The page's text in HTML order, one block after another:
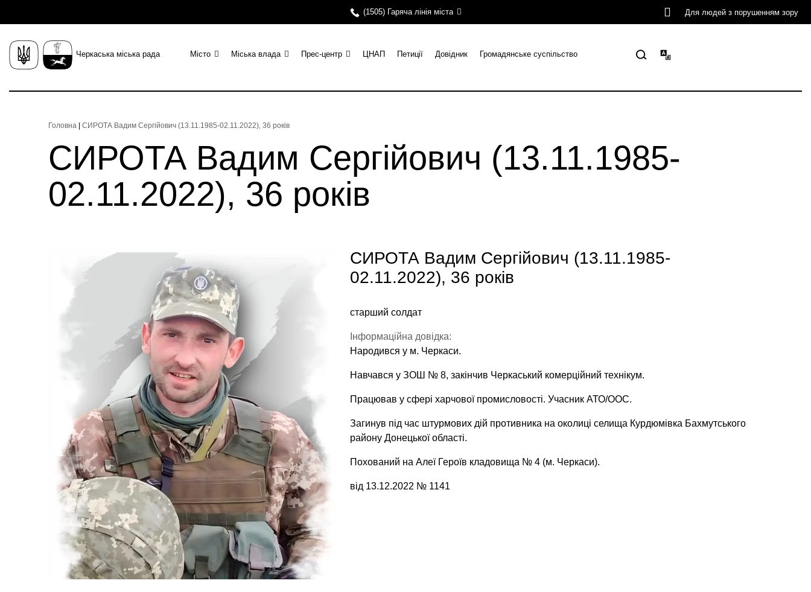
(1505) Гаряча лінія міста Для людей з порушенням зору
Черкаська міська рада Місто Міська влада Прес-центр ЦНАП Петиції Довідник Громадянське суспільство
Головна СИРОТА Вадим Сергійович (13.11.1985-02.11.2022), 36 років
СИРОТА Вадим Сергійович (13.11.1985-
02.11.2022), 36 років
СИРОТА Вадим Сергійович (13.11.1985-
02.11.2022), 36 років
старший солдат
Інформаційна довідка:
Народився у м. Черкаси.
Навчався у ЗОШ № 8, закінчив Черкаський комерційний технікум.
Працював у сфері харчової промисловості. Учасник АТО/ООС.
Загинув під час штурмових дій противника на околиці селища Курдюмівка Бахмутського
району Донецької області.
Похований на Алеї Героїв кладовища № 4 (м. Черкаси).
від 13.12.2022 № 1141